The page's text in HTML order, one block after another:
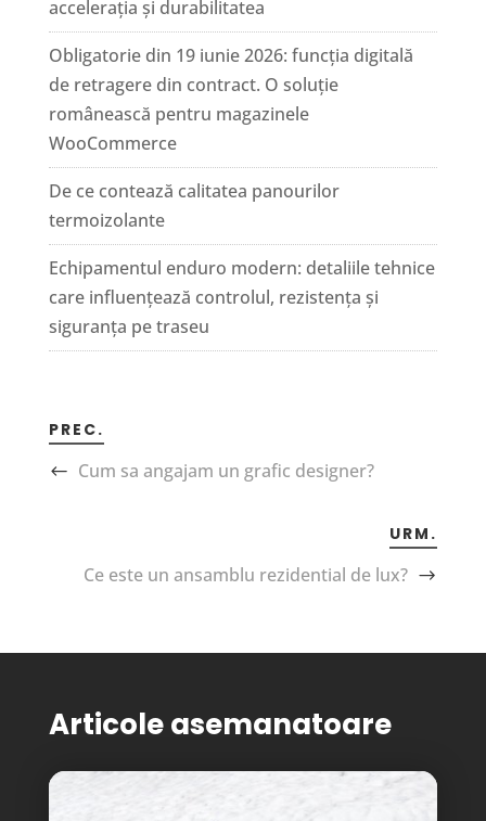
accelerația și durabilitatea
Obligatorie din 19 iunie 2026: funcția digitală
de retragere din contract. O soluție
românească pentru magazinele
WooCommerce
De ce contează calitatea panourilor
termoizolante
Echipamentul enduro modern: detaliile tehnice
care influențează controlul, rezistența și
siguranța pe traseu
PREC.
Cum sa angajam un grafic designer?
URM.
Ce este un ansamblu rezidential de lux?
Articole asemanatoare